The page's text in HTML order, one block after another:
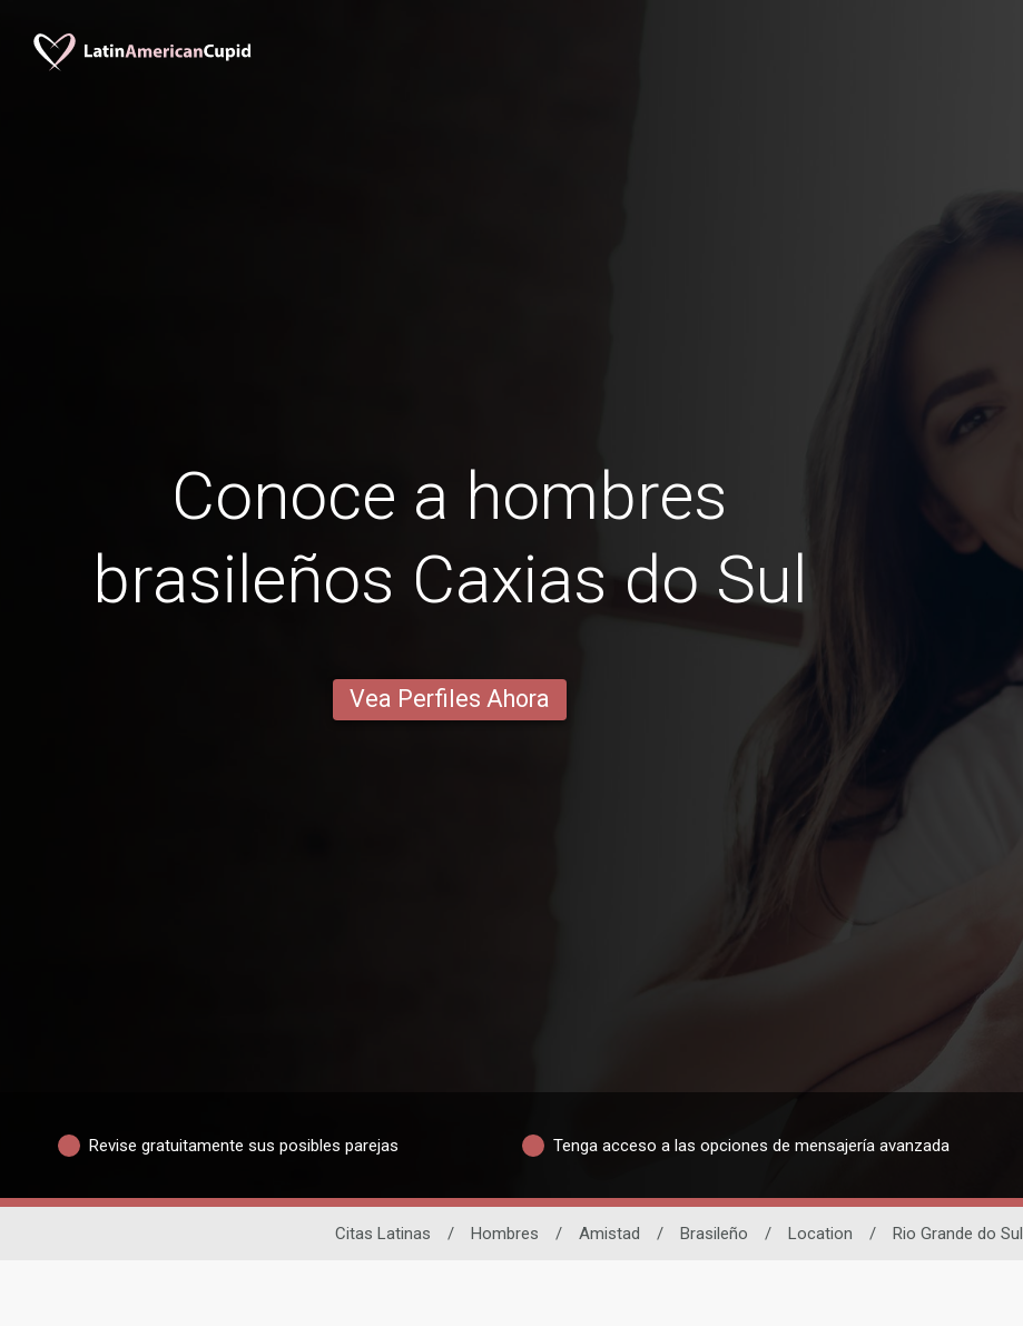
Conoce a hombres
brasileños Caxias do Sul
Vea Perfiles Ahora
Revise gratuitamente sus posibles parejas Tenga acceso a las opciones de mensajería avanzada
Citas Latinas / Hombres / Amistad / Brasileño / Location / Rio Grande do Sul